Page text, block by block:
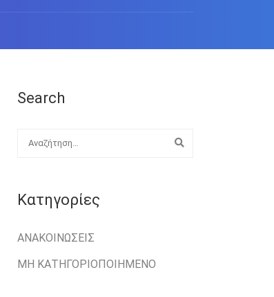
Search
Kατηγορίες
ΑΝΑΚΟΙΝΏΣΕΙΣ
ΜΗ ΚΑΤΗΓΟΡΙΟΠΟΙΗΜΈΝΟ